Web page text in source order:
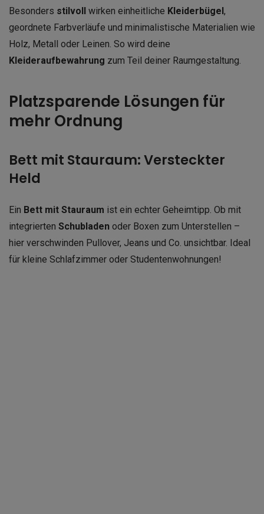
Besonders stilvoll wirken einheitliche Kleiderbügel ,
geordnete Farbverläufe und minimalistische Materialien wie
Holz, Metall oder Leinen. So wird deine
Kleideraufbewahrung zum Teil deiner Raumgestaltung.
Platzsparende Lösungen für
mehr Ordnung
Bett mit Stauraum: Versteckter
Held
Ein Bett mit Stauraum ist ein echter Geheimtipp. Ob mit
integrierten Schubladen oder Boxen zum Unterstellen –
hier verschwinden Pullover, Jeans und Co. unsichtbar. Ideal
für kleine Schlafzimmer oder Studentenwohnungen!